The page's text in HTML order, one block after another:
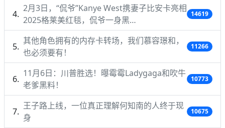
2月3日，“侃爷”Kanye West携妻子比安卡亮相
2025格莱美红毯，侃爷一身黑…
14619
其他角色拥有的内存卡转场，我们慕容璟和，
也必须要有！
11266
11月6日：川普胜选！曝霉霉Ladygaga和吹牛
老爹黑料！
10773
王子路上线，一位真正理解何知南的人终于现
身
10675